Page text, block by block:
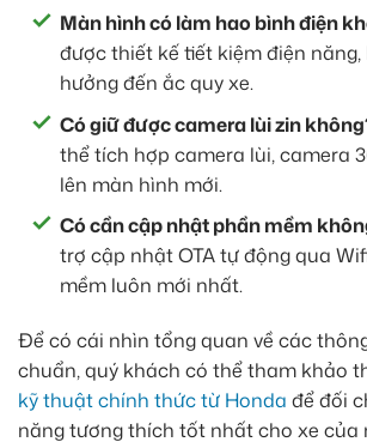
Màn hình có làm hao bình điện
được thiết kế tiết kiệm điện
hưởng đến ắc quy xe.
Có giữ được camera lùi zin
thể tích hợp camera lùi, camera
lên màn hình mới.
Có cần cập nhật phần mềm
trợ cập nhật OTA tự động qua
mềm luôn mới nhất.
Để có cái nhìn tổng quan về các
chuẩn, quý khách có thể tham khảo
kỹ thuật chính thức từ Honda để đối
năng tương thích tốt nhất cho xe của